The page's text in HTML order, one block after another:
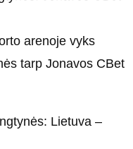
arenoje vyks
tarp Jonavos CBet
Lietuva –